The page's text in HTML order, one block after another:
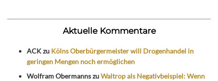
Aktuelle Kommentare
ACKzu Kölns Oberbürgermeister will Drogenhandel in
geringen Mengen noch ermöglichen
Wolfram ObermannszuWaltrop als Negativbeispiel: Wenn